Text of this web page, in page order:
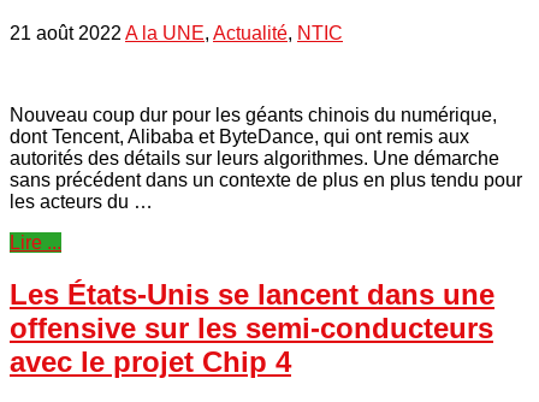
21 août 2022A la UNE, Actualité, NTIC
Nouveau coup dur pour les géants chinois du numérique,
dont Tencent, Alibaba et ByteDance, qui ont remis aux
autorités des détails sur leurs algorithmes. Une démarche
sans précédent dans un contexte de plus en plus tendu pour
les acteurs du …
Lire ...
Les États-Unis se lancent dans une
offensive sur les semi-conducteurs
avec le projet Chip 4